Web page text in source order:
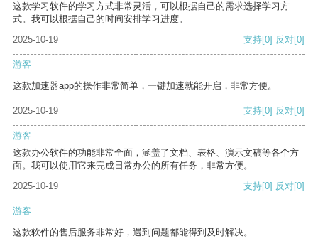
这款学习软件的学习方式非常灵活，可以根据自己的需求选择学习方
式。我可以根据自己的时间安排学习进度。
2025-10-19
支持[0] 反对[0]
游客
这款加速器app的操作非常简单，一键加速就能开启，非常方便。
2025-10-19 支持[0] 反对[0]
游客
这款办公软件的功能非常全面，涵盖了文档、表格、演示文稿等各个方
面。我可以使用它来完成日常办公的所有任务，非常方便。
2025-10-19
支持[0] 反对[0]
游客
这款软件的售后服务非常好，遇到问题都能得到及时解决。